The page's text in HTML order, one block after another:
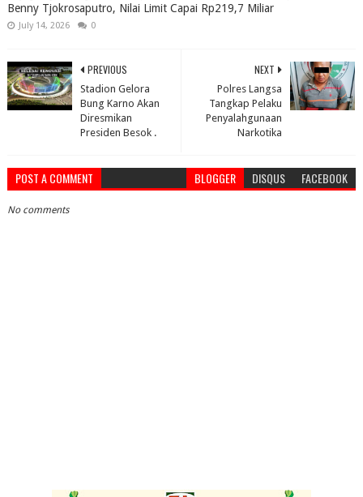
Benny Tjokrosaputro, Nilai Limit Capai Rp219,7 Miliar
July 14, 2026 0
NEXT
Polres Langsa
Tangkap Pelaku
Penyalahgunaan
Narkotika
PREVIOUS
Stadion Gelora
Bung Karno Akan
Diresmikan
Presiden Besok .
POST A COMMENT BLOGGER DISQUS FACEBOOK
No comments